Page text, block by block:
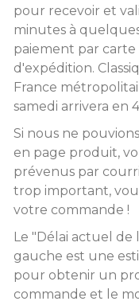
pour recevoir et
minutes à
paiement par
d'expédition.
France
samedi arrivera en
Si nous ne
en page produit,
prévenus par
trop important,
votre commande !
Le "Délai actuel de
gauche est une
pour obtenir un
commande et le